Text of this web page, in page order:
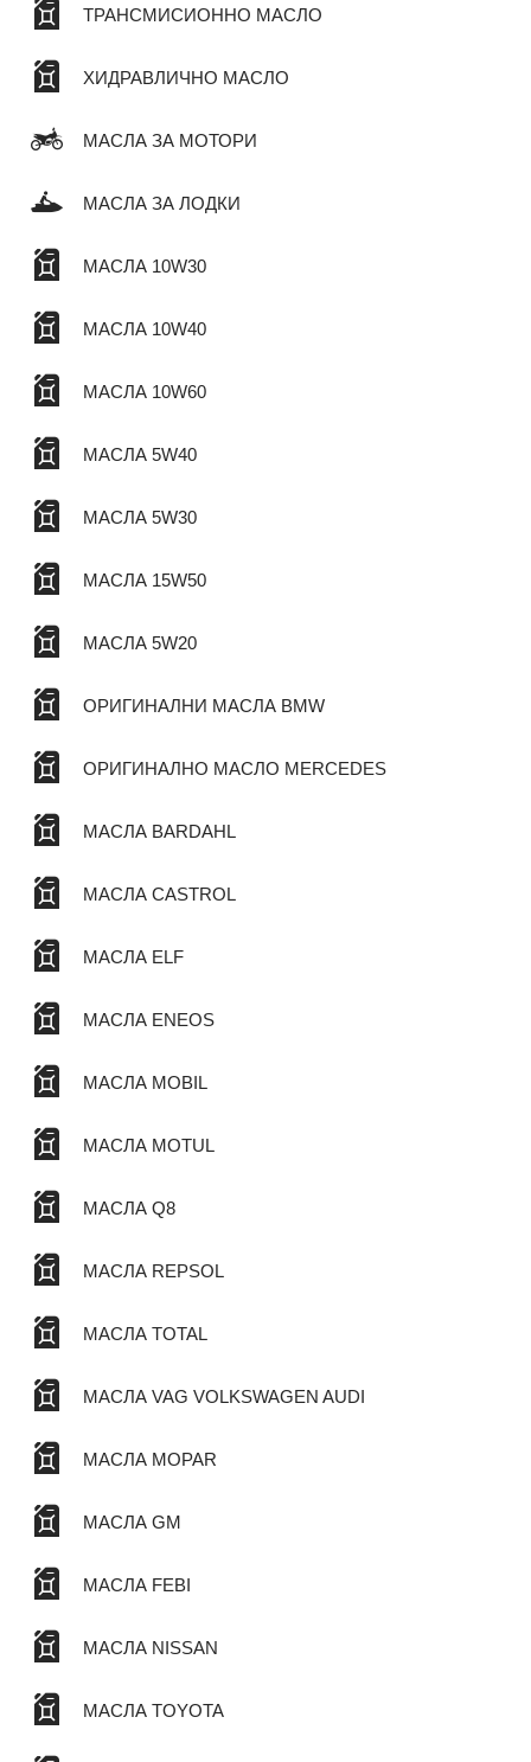
ТРАНСМИСИОННО МАСЛО
ХИДРАВЛИЧНО МАСЛО
МАСЛА ЗА МОТОРИ
МАСЛА ЗА ЛОДКИ
МАСЛА 10W30
МАСЛА 10W40
МАСЛА 10W60
МАСЛА 5W40
МАСЛА 5W30
МАСЛА 15W50
МАСЛА 5W20
ОРИГИНАЛНИ МАСЛА BMW
ОРИГИНАЛНО МАСЛО MERCEDES
МАСЛА BARDAHL
МАСЛА CASTROL
МАСЛА ELF
МАСЛА ENEOS
МАСЛА MOBIL
МАСЛА MOTUL
МАСЛА Q8
МАСЛА REPSOL
МАСЛА TOTAL
МАСЛА VAG VOLKSWAGEN AUDI
МАСЛА MOPAR
МАСЛА GM
МАСЛА FEBI
МАСЛА NISSAN
МАСЛА TOYOTA